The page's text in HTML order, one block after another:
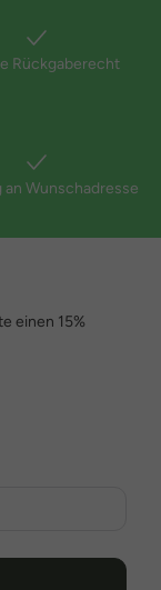
Rückgaberecht
an Wunschadresse
einen 15%